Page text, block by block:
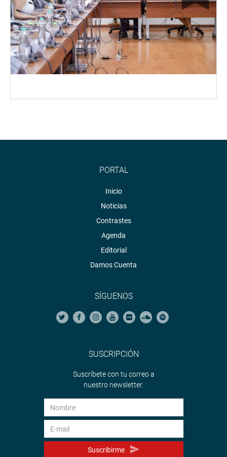
PORTAL
Inicio
Noticias
Contrastes
Agenda
Editorial
Damos Cuenta
SÍGUENOS
SUSCRIPCIÓN
Suscríbete con tu correo a
nuestro newsletter.
Suscribirme